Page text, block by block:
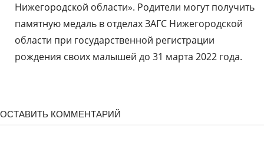
Нижегородской области». Родители могут получить
памятную медаль в отделах ЗАГС Нижегородской
области при государственной регистрации
рождения своих малышей до 31 марта 2022 года.
ОСТАВИТЬ КОММЕНТАРИЙ